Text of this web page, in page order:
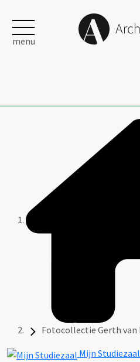
menu
Fotocollectie Gerth van
Mijn